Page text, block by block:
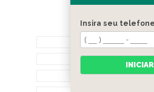
MENU
HOME
CONTATO
Insira seu telefone